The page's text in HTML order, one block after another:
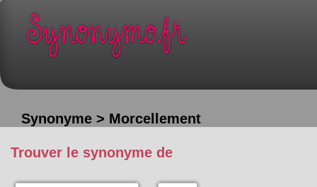
Synonyme > Morcellement
Trouver le synonyme de